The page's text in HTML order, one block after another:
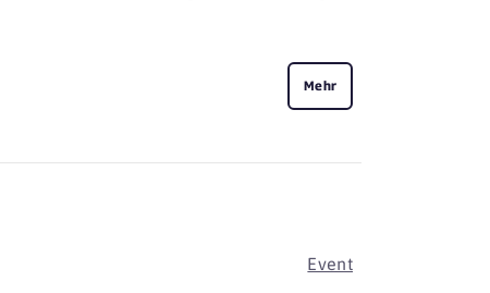
Mehr
Event